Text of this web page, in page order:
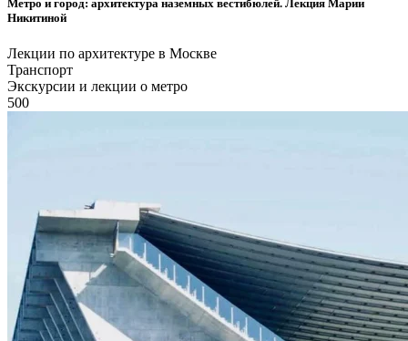
Метро и город: архитектура наземных вестибюлей. Лекция Марии
Никитиной
Лекции по архитектуре в Москве
Транспорт
Экскурсии и лекции о метро
500